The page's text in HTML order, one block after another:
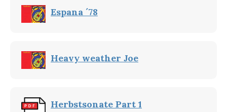
Espana ´78
Heavy weather Joe
Herbstsonate Part 1